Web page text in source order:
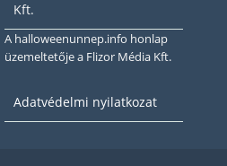
Kft.
A halloweenunnep.info honlap
üzemeltetője a Flizor Média Kft.
Adatvédelmi nyilatkozat